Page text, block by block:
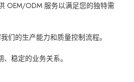
OEM/ODM 服务以满足您的独特需
们的生产能力和质量控制流程。
稳定的业务关系。